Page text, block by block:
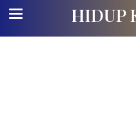
HIDUP